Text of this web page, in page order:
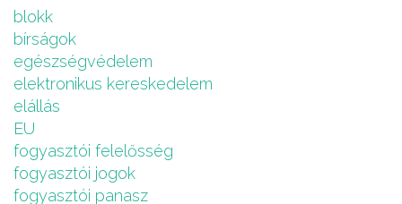
blokk
bírságok
egészségvédelem
elektronikus kereskedelem
elállás
EU
fogyasztói felelősség
fogyasztói jogok
fogyasztói panasz